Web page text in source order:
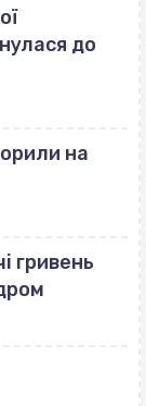
до
на
гривень